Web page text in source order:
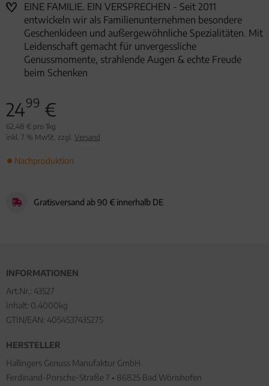
EINE FAMILIE. EIN VERSPRECHEN - Seit 2011
entwickeln wir als Familienunternehmen besondere
Geschenkideen und außergewöhnliche Spezialitäten. Mit
Leidenschaft gemacht für unvergessliche
Genussmomente, strahlende Augen & echte Freude
beim Schenken
2499 €
62,48 € pro 1kg
inkl. 7 % MwSt. zzgl. Versand
Nachproduktion
Gratisversand ab 90 € innerhalb DE
INFORMATIONEN
Art.Nr.: 43527
Inhalt: 0.4000kg
GTIN/EAN: 4054537435275
HERSTELLER
Hallingers Genuss Manufaktur GmbH
Ferdinand-Porsche-Straße 7 • 86825 Bad Wörishofen